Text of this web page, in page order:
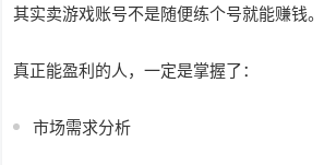
其实卖游戏账号不是随便练个号就能赚钱。
真正能盈利的人，一定是掌握了：
市场需求分析